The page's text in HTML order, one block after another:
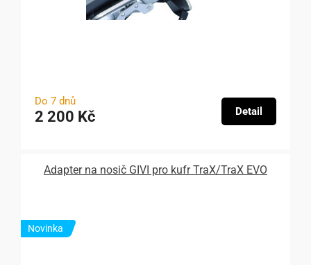
Do 7 dnů
2 200 Kč Detail
Adapter na nosič GIVI pro kufr TraX/TraX EVO
Novinka